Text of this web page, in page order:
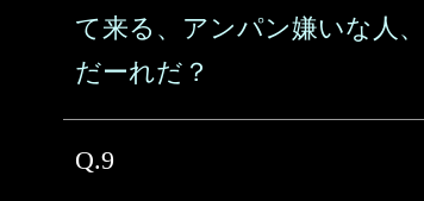
て来る、アンパン嫌いな人、
だーれだ？
Q.9